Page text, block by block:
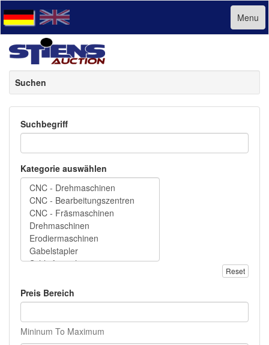
Menu
Suchen
Suchbegriff
Kategorie auswählen
Reset
Preis Bereich
Mininum To Maximum